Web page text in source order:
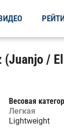
(Juanjo /
Весовая
Легкая
Lightweight